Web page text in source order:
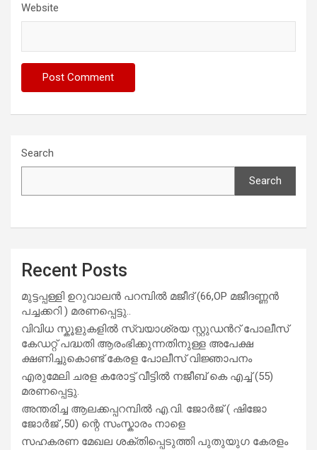
Website
Search
Search
Recent Posts
മുട്ടപ്പള്ളി ഉറുവാലൻ പറമ്പിൽ മജീദ് (66,OP മജീദണ്ണൻ
പച്ചക്കറി ) മരണപ്പെട്ടു..
വിവിധ സ്കൂളുകളില്‍ സ്വയാശ്രയ സ്റ്റുഡന്‍റ് പോലീസ്
കേഡറ്റ് പദ്ധതി ആരംഭിക്കുന്നതിനുള്ള അപേക്ഷ
ക്ഷണിച്ചുകൊണ്ട് കേരള പോലീസ് വിജ്ഞാപനം
എരുമേലി ചരള കരോട്ട് വീട്ടിൽ നജീബ് കെ എച്ച് (55)
മരണപ്പെട്ടു.
അന്തരിച്ച ആ​ല​ക്ക​പ്പ​റമ്പിൽ​ എ.​വി. ജോ​ർ​ജ് ( ഷിജോ
ജോർജ് ,50) ന്റെ സംസ്കാരം നാളെ
സഹകരണ മേഖല ശക്തിപ്പെടുത്തി പുതുയുഗ കേരളം